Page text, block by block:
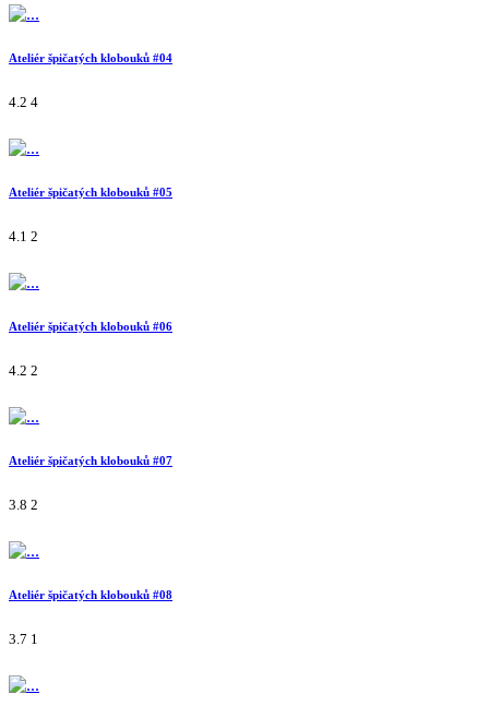
Ateliér špičatých klobouků #04
4.2 4
Ateliér špičatých klobouků #05
4.1 2
Ateliér špičatých klobouků #06
4.2 2
Ateliér špičatých klobouků #07
3.8 2
Ateliér špičatých klobouků #08
3.7 1